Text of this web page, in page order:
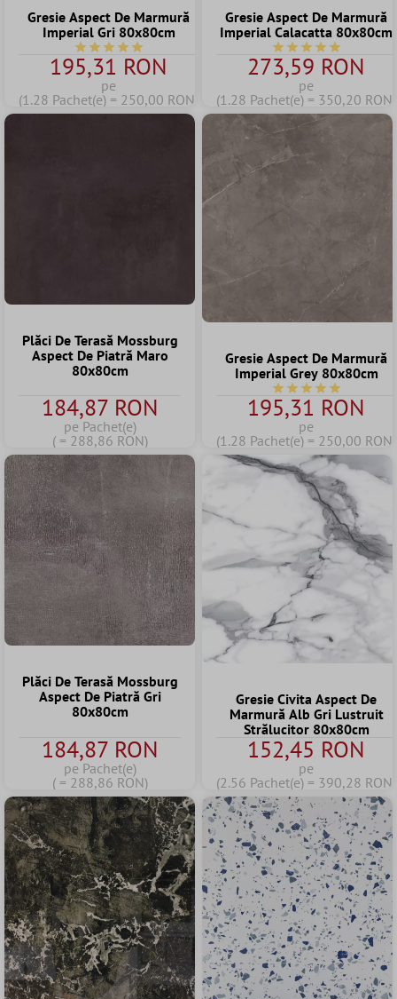
Gresie Aspect De Marmură
Imperial Gri 80x80cm
Durchschnittliche Bewertung von 5 von 5 Sternen
195,31 RON
pe
(1.28 Pachet(e) = 250,00 RON)
Gresie Aspect De Marmură
Imperial Calacatta 80x80cm
Durchschnittliche
273,59 RON
pe
(1.28 Pachet(e) = 350,20 RON)
Plăci De Terasă Mossburg
Aspect De Piatră Maro
80x80cm
184,87 RON
pe Pachet(e)
( = 288,86 RON)
Gresie Aspect De Marmură
Imperial Grey 80x80cm
Durchschnittliche
195,31 RON
pe
(1.28 Pachet(e) = 250,00 RON)
Plăci De Terasă Mossburg
Aspect De Piatră Gri
80x80cm
184,87 RON
pe Pachet(e)
( = 288,86 RON)
Gresie Civita Aspect De
Marmură Alb Gri Lustruit
Strălucitor 80x80cm
152,45 RON
pe
(2.56 Pachet(e) = 390,28 RON)